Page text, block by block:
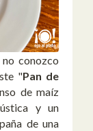
conozco
"Pan de
de maíz
y un
de una